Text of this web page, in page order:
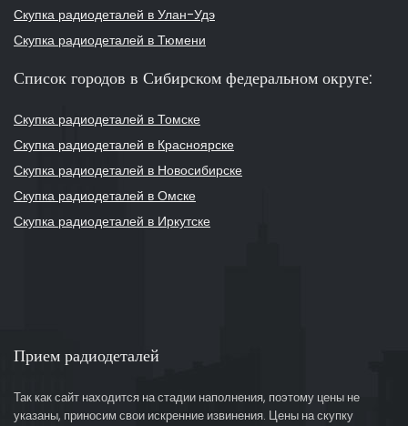
Скупка радиодеталей в Улан-Удэ
Скупка радиодеталей в Тюмени
Список городов в Сибирском федеральном округе:
Скупка радиодеталей в Томске
Скупка радиодеталей в Красноярске
Скупка радиодеталей в Новосибирске
Скупка радиодеталей в Омске
Скупка радиодеталей в Иркутске
Прием радиодеталей
Так как сайт находится на стадии наполнения, поэтому цены не
указаны, приносим свои искренние извинения. Цены на скупку